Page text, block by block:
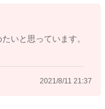
まで待っても構わな
いと思っています。
2021/8/11 21:37